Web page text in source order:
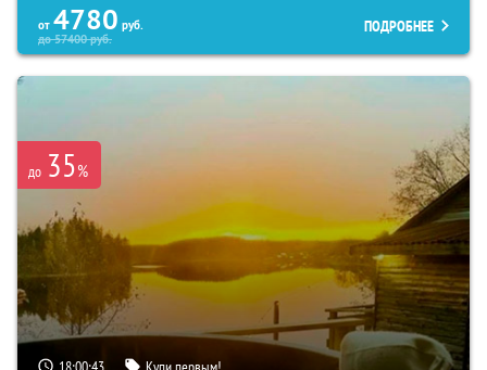
от 4780 руб.
до57400руб.
ПОДРОБНЕЕ
до 35%